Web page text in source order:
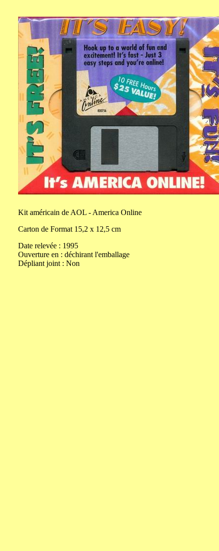
Kit américain de AOL - America Online
Carton de Format 15,2 x 12,5cm
Date relevée : 1995
Ouverture en : déchirant l'emballage
Dépliant joint : Non